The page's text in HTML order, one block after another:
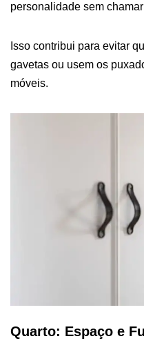
personalidade sem
Isso contribui para evitar
gavetas ou usem os
móveis.
Quarto: Espaço e